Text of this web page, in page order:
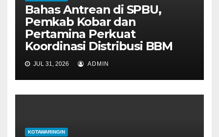
Bahas Antrean di SPBU,
Pemkab Kobar dan
Pertamina Perkuat
Koordinasi Distribusi BBM
JUL 31, 2026 ADMIN
KOTAWARINGIN